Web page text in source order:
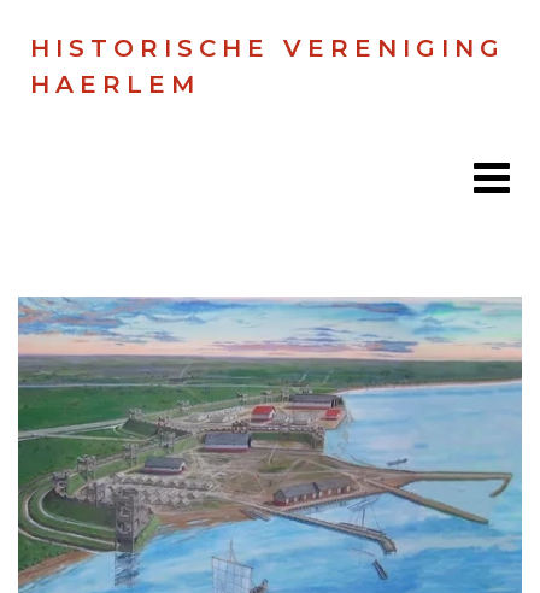
HISTORISCHE VERENIGING
HAERLEM
Doen
Zien
Lezen
Over ons
Contact